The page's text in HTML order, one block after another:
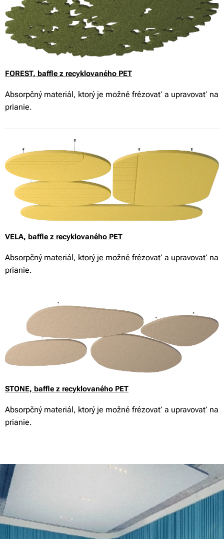
FOREST, baffle z recyklovaného PET
Absorpčný materiál, ktorý je možné frézovať a upravovať na
prianie.
VELA, baffle z recyklovaného PET
Absorpčný materiál, ktorý je možné frézovať a upravovať na
prianie.
STONE, baffle z recyklovaného PET
Absorpčný materiál, ktorý je možné frézovať a upravovať na
prianie.